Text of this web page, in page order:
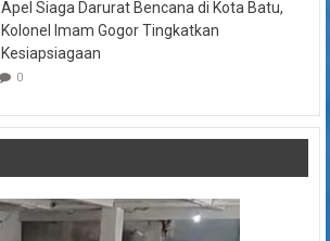
Apel Siaga Darurat Bencana di Kota Batu,
Kolonel Imam Gogor Tingkatkan
Kesiapsiagaan
0